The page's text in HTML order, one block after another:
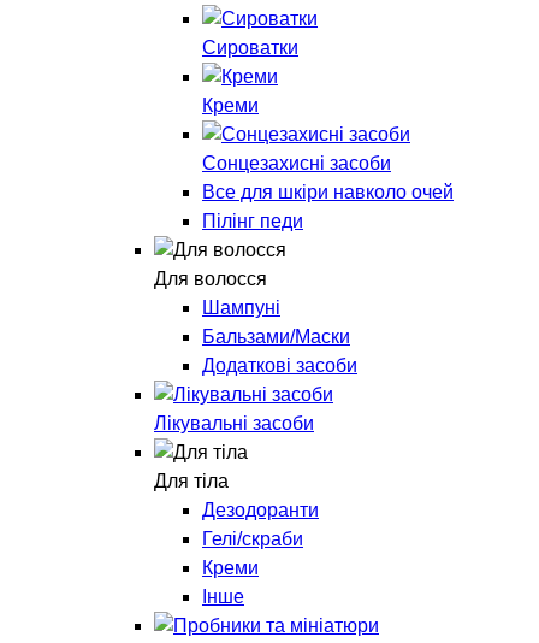
Сироватки
Креми
Сонцезахисні засоби
Все для шкіри навколо очей
Пілінг педи
Для волосся
Шампуні
Бальзами/Маски
Додаткові засоби
Лікувальні засоби
Для тіла
Дезодоранти
Гелі/скраби
Креми
Інше